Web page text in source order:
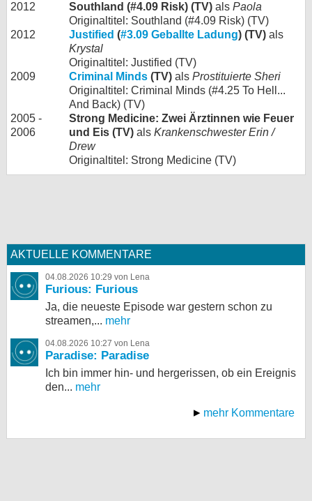
2012
Southland (#4.09 Risk) (TV) als Paola
Originaltitel: Southland (#4.09 Risk) (TV)
2012
Justified (#3.09 Geballte Ladung) (TV) als
Krystal
Originaltitel: Justified (TV)
2009
Criminal Minds (TV) als Prostituierte Sheri
Originaltitel: Criminal Minds (#4.25 To Hell...
And Back) (TV)
2005 -
2006
Strong Medicine: Zwei Ärztinnen wie Feuer
und Eis (TV) als Krankenschwester Erin /
Drew
Originaltitel: Strong Medicine (TV)
AKTUELLE KOMMENTARE
04.08.2026 10:29 von Lena
Furious: Furious
Ja, die neueste Episode war gestern schon zu
streamen,... mehr
04.08.2026 10:27 von Lena
Paradise: Paradise
Ich bin immer hin- und hergerissen, ob ein Ereignis
den... mehr
mehr Kommentare